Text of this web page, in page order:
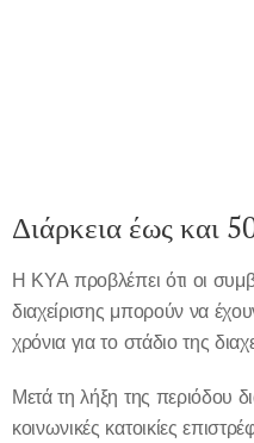
Διάρκεια έως και
Η ΚΥΑ προβλέπει ότι οι
διαχείρισης μπορούν να
χρόνια για το στάδιο της
Μετά τη λήξη της περιόδου
κοινωνικές κατοικίες